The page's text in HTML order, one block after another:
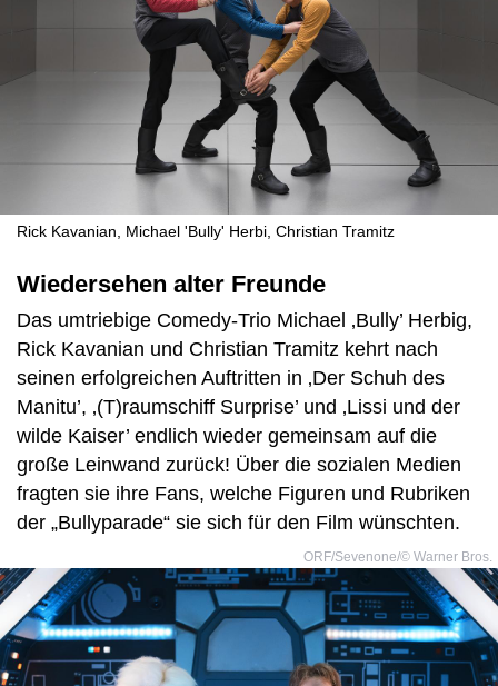
Rick Kavanian, Michael 'Bully' Herbi, Christian Tramitz
Wiedersehen alter Freunde
Das umtriebige Comedy-Trio Michael ‚Bully’ Herbig,
Rick Kavanian und Christian Tramitz kehrt nach
seinen erfolgreichen Auftritten in ‚Der Schuh des
Manitu’, ‚(T)raumschiff Surprise’ und ‚Lissi und der
wilde Kaiser’ endlich wieder gemeinsam auf die
große Leinwand zurück! Über die sozialen Medien
fragten sie ihre Fans, welche Figuren und Rubriken
der „Bullyparade“ sie sich für den Film wünschten.
ORF/Sevenone/© Warner Bros.